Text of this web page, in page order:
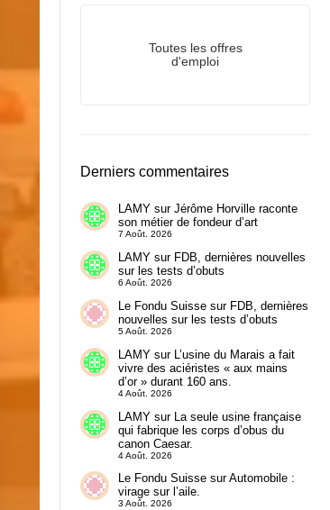
Toutes les offres
d'emploi
Derniers commentaires
LAMYsur Jérôme Horville raconte
son métier de fondeur d’art
7 Août. 2026
LAMYsur FDB, dernières nouvelles
sur les tests d’obuts
6 Août. 2026
Le Fondu Suissesur FDB, dernières
nouvelles sur les tests d’obuts
5 Août. 2026
LAMYsur L’usine du Marais a fait
vivre des aciéristes « aux mains
d’or » durant 160 ans.
4 Août. 2026
LAMYsur La seule usine française
qui fabrique les corps d’obus du
canon Caesar.
4 Août. 2026
Le Fondu SuissesurAutomobile :
virage sur l’aile.
3 Août. 2026